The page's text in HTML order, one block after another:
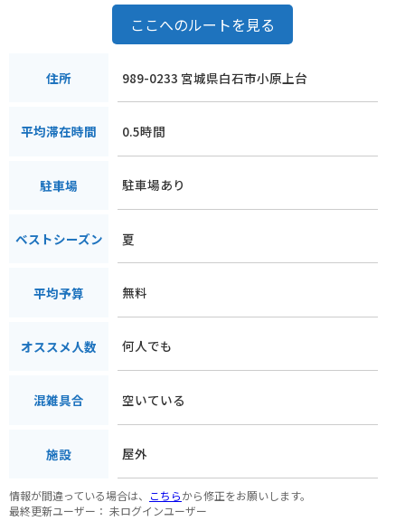
ここへのルートを見る
住所 989-0233 宮城県白石市小原上台
平均滞在時間 0.5時間
駐車場 駐車場あり
ベストシーズン 夏
平均予算 無料
オススメ人数 何人でも
混雑具合 空いている
施設 屋外
情報が間違っている場合は、 こちらから修正をお願いします。
最終更新ユーザー： 未ログインユーザー